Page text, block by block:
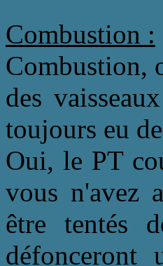
Combustion :
Combustion,
des
toujours eu
Oui, le PT
vous n'avez
être tentés
défonceront